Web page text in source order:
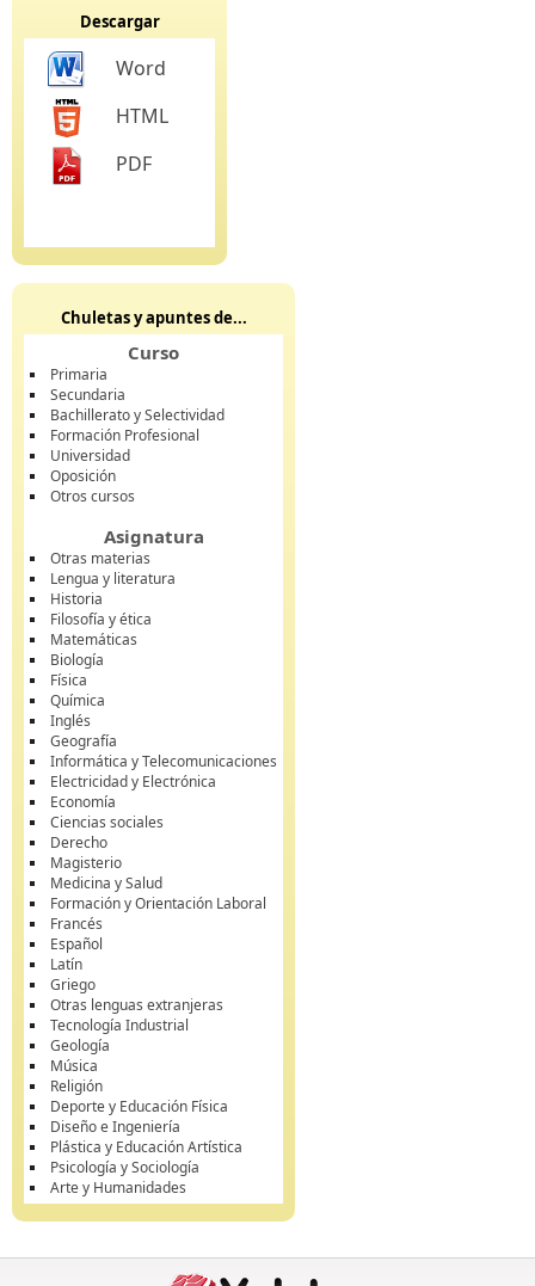
Descargar
Word
HTML
PDF
Chuletas y apuntes de...
Curso
Primaria
Secundaria
Bachillerato y Selectividad
Formación Profesional
Universidad
Oposición
Otros cursos
Asignatura
Otras materias
Lengua y literatura
Historia
Filosofía y ética
Matemáticas
Biología
Física
Química
Inglés
Geografía
Informática y Telecomunicaciones
Electricidad y Electrónica
Economía
Ciencias sociales
Derecho
Magisterio
Medicina y Salud
Formación y Orientación Laboral
Francés
Español
Latín
Griego
Otras lenguas extranjeras
Tecnología Industrial
Geología
Música
Religión
Deporte y Educación Física
Diseño e Ingeniería
Plástica y Educación Artística
Psicología y Sociología
Arte y Humanidades